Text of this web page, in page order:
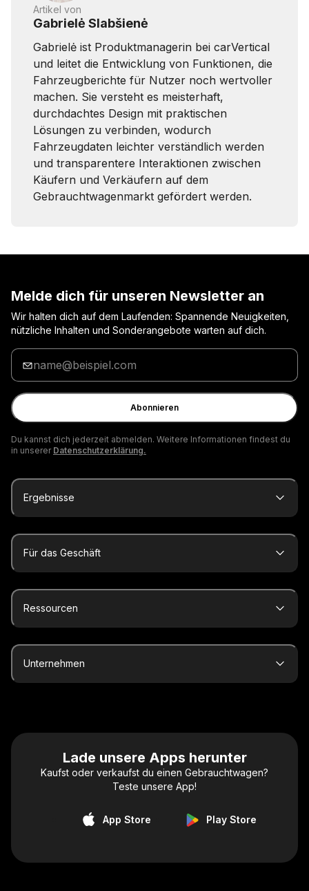
Artikel von
Gabrielė Slabšienė
Gabrielė ist Produktmanagerin bei carVertical
und leitet die Entwicklung von Funktionen, die
Fahrzeugberichte für Nutzer noch wertvoller
machen. Sie versteht es meisterhaft,
durchdachtes Design mit praktischen
Lösungen zu verbinden, wodurch
Fahrzeugdaten leichter verständlich werden
und transparentere Interaktionen zwischen
Käufern und Verkäufern auf dem
Gebrauchtwagenmarkt gefördert werden.
Melde dich für unseren Newsletter an
Wir halten dich auf dem Laufenden: Spannende Neuigkeiten,
nützliche Inhalten und Sonderangebote warten auf dich.
Gib
deine
E-
Mail
ein
Abonnieren
Du kannst dich jederzeit abmelden. Weitere Informationen findest du
in unserer Datenschutzerklärung.
Ergebnisse
Für das Geschäft
Ressourcen
Unternehmen
Lade unsere Apps herunter
Kaufst oder verkaufst du einen Gebrauchtwagen?
Teste unsere App!
App Store Play Store